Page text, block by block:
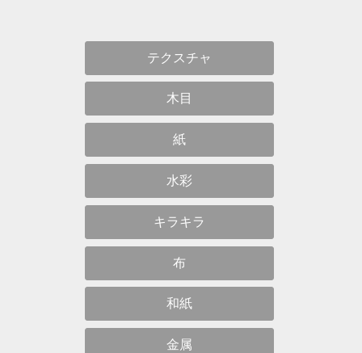
テクスチャ
木目
紙
水彩
キラキラ
布
和紙
金属